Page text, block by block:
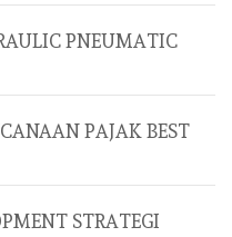
PNEUMATIC
PAJAK BEST
STRATEGI